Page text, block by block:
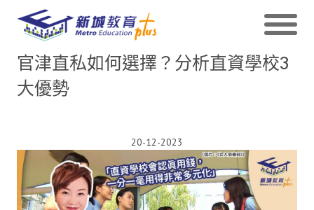
官津直私如何選擇？分析直資學校3
大優勢
20-12-2023